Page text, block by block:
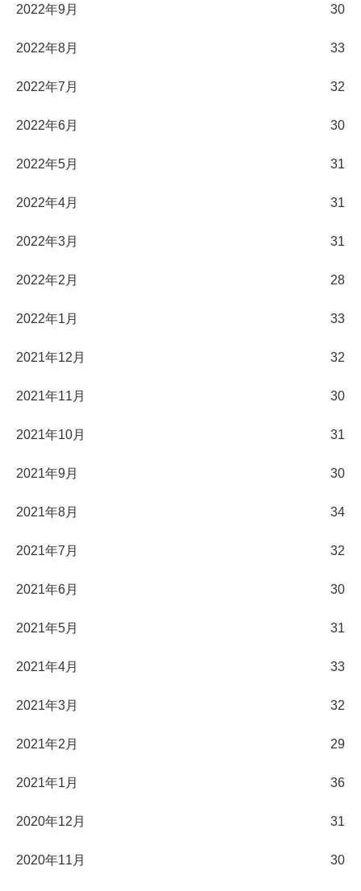
2022年9月 30
2022年8月 33
2022年7月 32
2022年6月 30
2022年5月 31
2022年4月 31
2022年3月 31
2022年2月 28
2022年1月 33
2021年12月 32
2021年11月 30
2021年10月 31
2021年9月 30
2021年8月 34
2021年7月 32
2021年6月 30
2021年5月 31
2021年4月 33
2021年3月 32
2021年2月 29
2021年1月 36
2020年12月 31
2020年11月 30